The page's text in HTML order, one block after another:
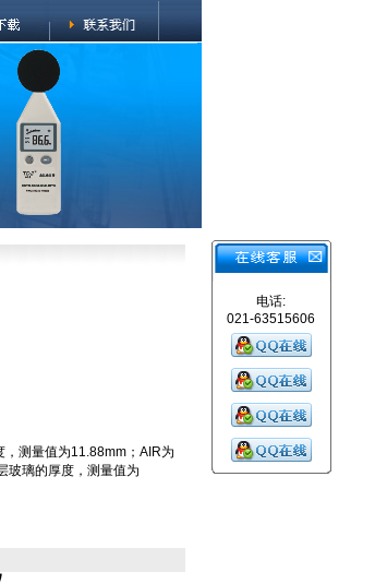
电话:
021-63515606
测量值为11.88mm；AIR为
玻璃的厚度，测量值为